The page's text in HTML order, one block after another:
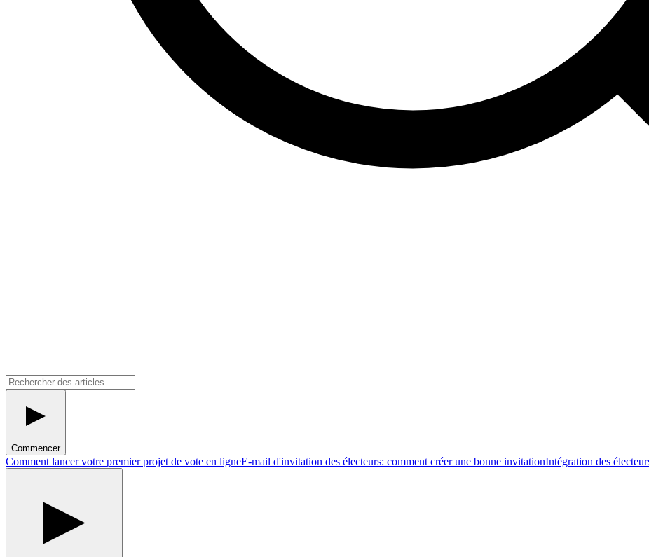
Commencer
Comment lancer votre premier projet de vote en ligneE-mail d'invitation des électeurs: comment créer une bonne invitationIntégration des